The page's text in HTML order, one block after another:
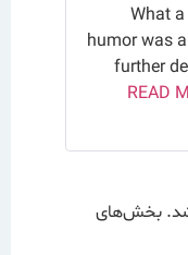
What
humor was
further
READ
بخش‌های